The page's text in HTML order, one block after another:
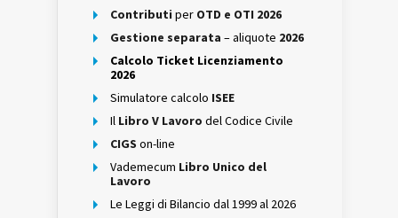
Contributi per OTD e OTI 2026
Gestione separata – aliquote 2026
Calcolo Ticket Licenziamento
2026
Simulatore calcolo ISEE
Il Libro V Lavoro del Codice Civile
CIGS on-line
Vademecum Libro Unico del
Lavoro
Le Leggi di Bilancio dal 1999 al 2026